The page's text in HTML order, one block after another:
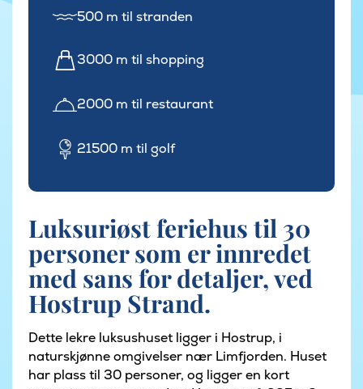
500 m til stranden
3000 m til shopping
2000 m til restaurant
21500 m til golf
Luksuriøst feriehus til 30
personer som er innredet
med sans for detaljer, ved
Hostrup Strand.
Dette lekre luksushuset ligger i Hostrup, i
naturskjønne omgivelser nær Limfjorden. Huset
har plass til 30 personer, og ligger en kort